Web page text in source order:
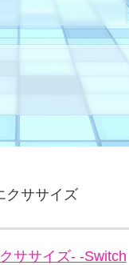
クササイズ
ササイズ- -Switch